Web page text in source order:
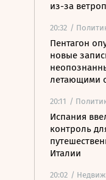
из-за
20:32 /
Пентагон
новые
летающими
20:11 /
Испания
контроль
Италии
20:02 /